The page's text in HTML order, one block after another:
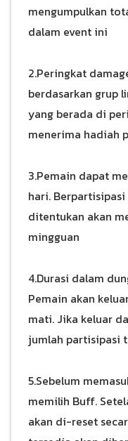
mengumpulkan
dalam event ini
2.Peringkat
berdasarkan grup
yang berada di
menerima hadiah
3.Pemain dapat
hari.
ditentukan akan
mingguan
4.Durasi dalam
Pemain akan
mati. Jika keluar
jumlah partisipasi
5.Sebelum
memilih Buff.
akan di-reset